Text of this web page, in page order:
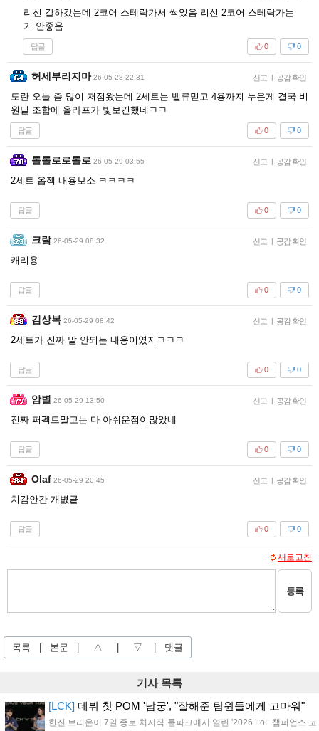
리신 갈하갔는데 2코어 스테락가서 썩었음 리신 2코어 스테락가는
거 안좋음
답글 0
0
허세부리지마 26-05-28 22:31 신고 | 공감 확인
도란 오늘 좀 많이 저점왔는데 2세트는 벨류믿고 4용까지 누운게 결국 비
원딜 조합에 올라프가 빛보긴했네ㅋㅋ
답글 0
0
롤롤로로롤로 26-05-29 03:55 신고 | 공감 확인
2세트 옵젝 내용보소 ㅋㅋㅋㅋ
답글 0
0
크랔 26-05-29 08:32 신고 | 공감 확인
캐리용
답글 0
0
김상복 26-05-29 08:42 신고 | 공감 확인
2세트가 진짜 말 안되는 내용이였지ㅋㅋㅋ
답글 0
0
암별 26-05-29 13:50 신고 | 공감 확인
진짜 퍼펙트말고는 다 아쉬운점이많았네
답글 0
0
Olaf 26-05-29 20:45 신고 | 공감 확인
치감안간 개볎킅
답글 0
0
새로고침
등록
목록 본문 △ ▽ 댓글
기사 목록
[LCK] 데뷔 첫 POM '남궁', "잘해준 팀원들에게 고마워"
한진 브리온이 7일 종로 치지직 롤파크에서 열린 '2026 LoL 챔피언스 코